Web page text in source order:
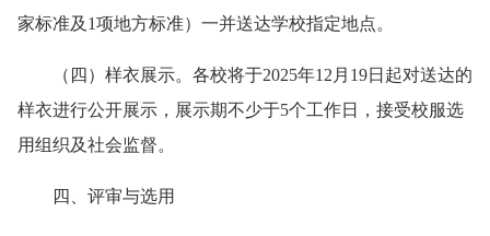
家标准及1项地方标准）一并送达学校指定地点。
（四） 样衣展示。各校将于2025年12月19日起对送达的
样衣进行公开展示，展示期不少于5个工作日，接受校服选
用组织及社会监督。
四、评审与选用